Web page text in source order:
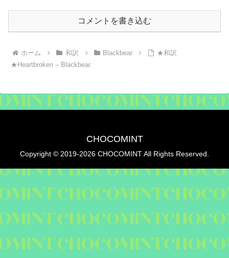
コメントを書き込む
ホーム 和訳 Blackbear
★和訳
★Heartbroken – Blackbear
CHOCOMINT
Copyright © 2019-2026 CHOCOMINT All Rights Reserved.